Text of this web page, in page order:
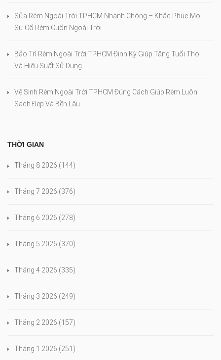
Sửa Rèm Ngoài Trời TPHCM Nhanh Chóng – Khắc Phục Mọi
Sự Cố Rèm Cuốn Ngoài Trời
Bảo Trì Rèm Ngoài Trời TPHCM Định Kỳ Giúp Tăng Tuổi Thọ
Và Hiệu Suất Sử Dụng
Vệ Sinh Rèm Ngoài Trời TPHCM Đúng Cách Giúp Rèm Luôn
Sạch Đẹp Và Bền Lâu
THỜI GIAN
Tháng 8 2026 (144)
Tháng 7 2026 (376)
Tháng 6 2026 (278)
Tháng 5 2026 (370)
Tháng 4 2026 (335)
Tháng 3 2026 (249)
Tháng 2 2026 (157)
Tháng 1 2026 (251)